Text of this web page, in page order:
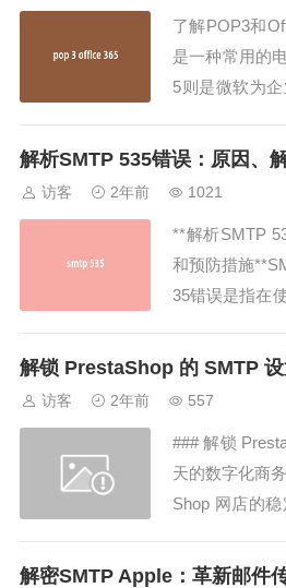
了解POP3和
是一种常用的
5则是微软为企
以为用户带来
POP3...
解析SMTP 535错误：原因、
访客 2年前 1021
**解析SMTP
和预防措施
35错误是指在
器拒绝了用户
解锁 PrestaShop 的 SMTP
访客 2年前 557
### 解锁
天的数字化商
Shop 网店的
运行就显得至
解密SMTP Apple：革新邮件